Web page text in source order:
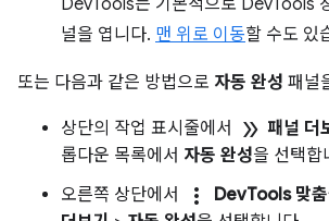
널을 엽니다. 맨 위로 이동할 수도 있
또는 다음과 같은 방법으로 자동 완성 패널
상단의 작업 표시줄에서 double_arrow 패널 더
롭다운 목록에서 자동 완성을 선택합
오른쪽 상단에서
more_vert DevTools 맞춤